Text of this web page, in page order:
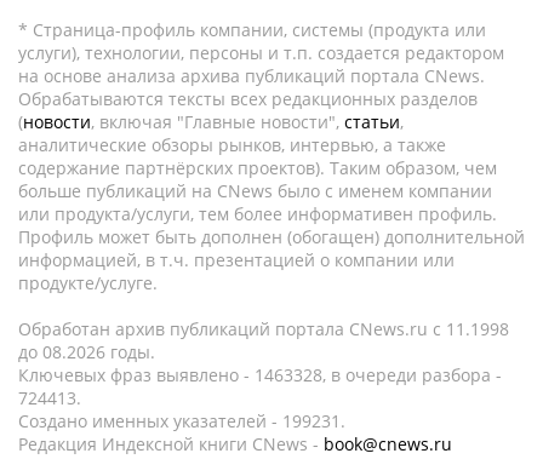
* Страница-профиль компании, системы (продукта или
услуги), технологии, персоны и т.п. создается редактором
на основе анализа архива публикаций портала CNews.
Обрабатываются тексты всех редакционных разделов
(новости, включая "Главные новости", статьи,
аналитические обзоры рынков, интервью, а также
содержание партнёрских проектов). Таким образом, чем
больше публикаций на CNews было с именем компании
или продукта/услуги, тем более информативен профиль.
Профиль может быть дополнен (обогащен) дополнительной
информацией, в т.ч. презентацией о компании или
продукте/услуге.
Обработан архив публикаций портала CNews.ru c 11.1998
до 08.2026 годы.
Ключевых фраз выявлено - 1463328, в очереди разбора -
724413.
Создано именных указателей - 199231.
Редакция Индексной книги CNews - book@cnews.ru